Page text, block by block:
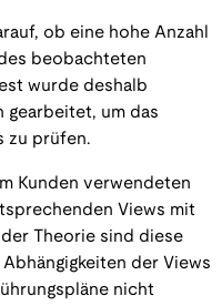
ob eine hohe Anzahl
beobachteten
wurde deshalb
gearbeitet, um das
zu prüfen.
Kunden verwendeten
Views mit
Theorie sind diese
der Views
nicht